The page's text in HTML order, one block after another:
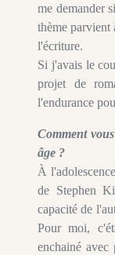
me demander
thème parvient
l'écriture.
Si j'avais le
projet de
l'endurance
Comment
âge ?
À
de Stephen
capacité de
Pour moi,
enchainé avec